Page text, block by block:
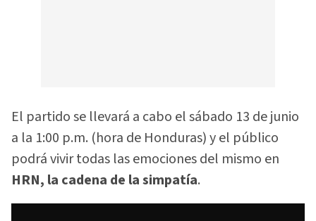
El partido se llevará a cabo el sábado 13 de junio
a la 1:00 p.m. (hora de Honduras) y el público
podrá vivir todas las emociones del mismo en
HRN, la cadena de la simpatía.